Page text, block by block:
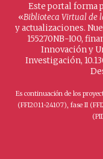
Este portal forma
«Biblioteca Virtual de
y actualizaciones.
155270NB-I00,
Innovación y
Investigación,
Es continuación de los
(FFI2011-24107), fase II